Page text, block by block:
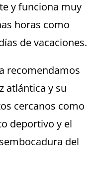
y funciona muy
horas como
de vacaciones.
recomendamos
atlántica y su
cercanos como
deportivo y el
del